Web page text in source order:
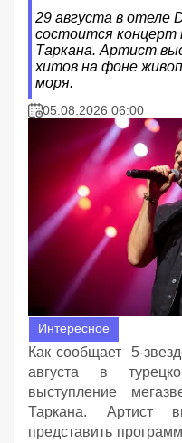
29 августа в отеле
состоится концерт
Таркана. Артист
хитов на фоне
моря.
05.08.2026 06:00
Интересное
Как сообщает 5-
августа в
выступление
Таркана. Артист
представить